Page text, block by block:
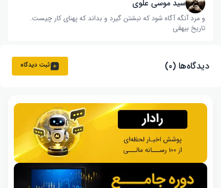
سید موسی علوی
و مرد آنگه آگاه شود که نبشتن گیرد و بداند که پهنای کار چیست‌.
تاریخ بیهقی
دیدگاه‌ها (۰) ثبت دیدگاه